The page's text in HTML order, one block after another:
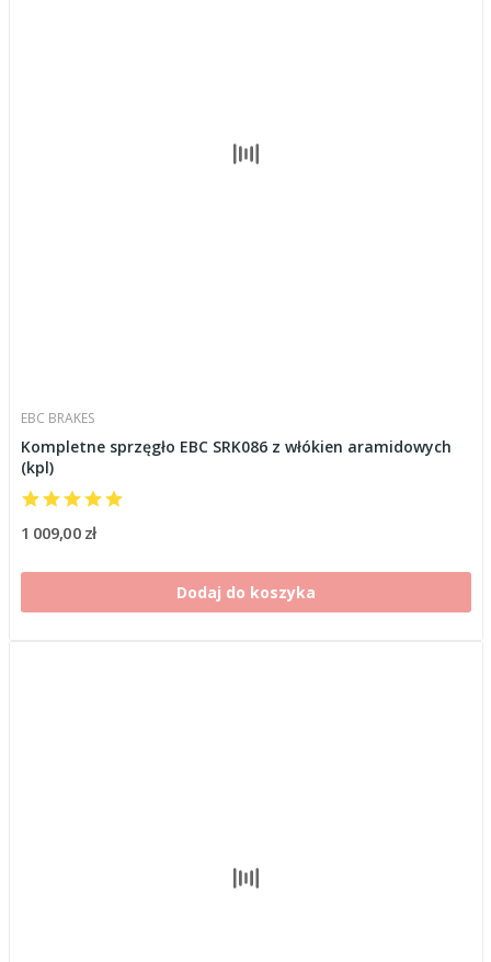
EBC BRAKES
Kompletne sprzęgło EBC SRK086 z włókien aramidowych
(kpl)
1 009,00 zł
Dodaj do koszyka